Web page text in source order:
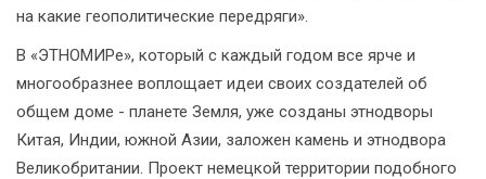
на какие геополитические передряги».
В «ЭТНОМИРе», который с каждый годом все ярче и
многообразнее воплощает идеи своих создателей об
общем доме - планете Земля, уже созданы этнодворы
Китая, Индии, южной Азии, заложен камень и этнодвора
Великобритании. Проект немецкой территории подобного